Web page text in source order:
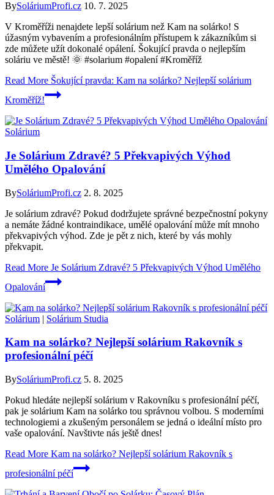
BySoláriumProfi.cz 10. 7. 2025
V Kroměříži nenajdete lepší solárium než Kam na solárko! S
úžasným vybavením a profesionálním přístupem k zákazníkům si
zde můžete užít dokonalé opálení. Šokující pravda o nejlepším
soláriu ve městě! 🌞 #solarium #opalení #Kroměříž
Read More Šokující pravda: Kam na solárko? Nejlepší solárium
Kroměříž!
Solárium
Je Solárium Zdravé? 5 Překvapivých Výhod
Umělého Opalování
BySoláriumProfi.cz 2. 8. 2025
Je solárium zdravé? Pokud dodržujete správné bezpečnostní pokyny
a nemáte žádné kontraindikace, umělé opalování může mít mnoho
překvapivých výhod. Zde je pět z nich, které by vás mohly
překvapit.
Read More Je Solárium Zdravé? 5 Překvapivých Výhod Umělého
Opalování
Solárium | Solárium Studia
Kam na solárko? Nejlepší solárium Rakovník s
profesionální péčí
BySoláriumProfi.cz 5. 8. 2025
Pokud hledáte nejlepší solárium v Rakovníku s profesionální péčí,
pak je solárium Kam na solárko tou správnou volbou. S moderními
technologiemi a zkušeným personálem se jedná o ideální místo pro
vaše opalování. Navštivte nás ještě dnes!
Read More Kam na solárko? Nejlepší solárium Rakovník s
profesionální péčí